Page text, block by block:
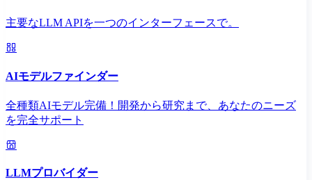
主要なLLM APIを一つのインターフェースで。
AIモデルファインダー
全種類AIモデル完備！開発から研究まで、あなたのニーズ
を完全サポート
LLMプロバイダー